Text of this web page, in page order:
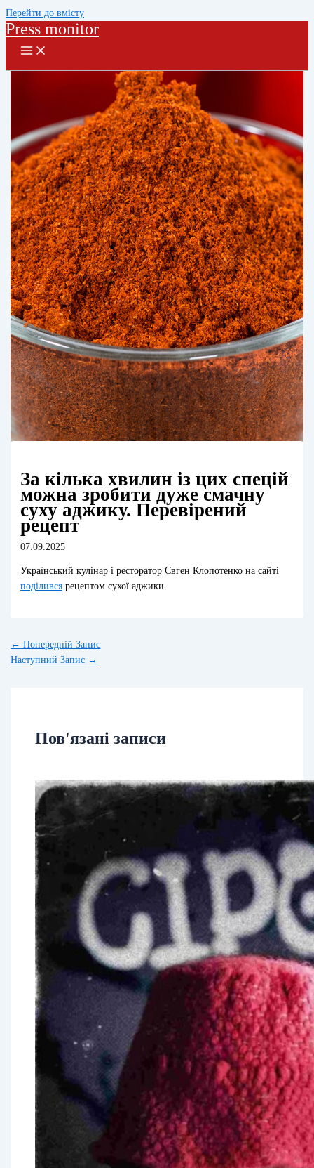
Перейти до вмісту
Press monitor
За кілька хвилин із цих спецій
можна зробити дуже смачну
суху аджику. Перевірений
рецепт
07.09.2025
Український кулінар і ресторатор Євген Клопотенко на сайті
поділився рецептом сухої аджики.
← Попередній Запис
Наступний Запис →
Пов'язані записи